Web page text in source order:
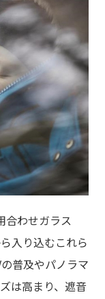
合わせガラス
入り込むこれら
普及やパノラマ
は高まり、遮音